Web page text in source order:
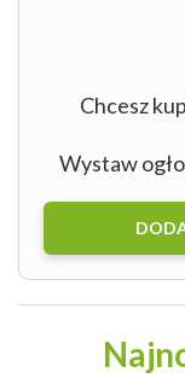
Chcesz
Wystaw